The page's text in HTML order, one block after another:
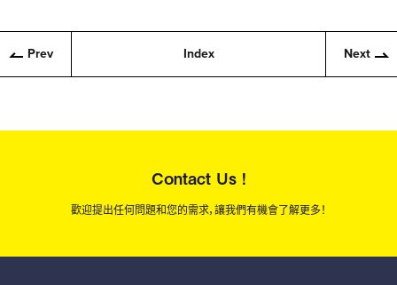
Prev Index Next
Contact Us !
歡迎提出任何問題和您的需求，讓我們有機會了解更多！